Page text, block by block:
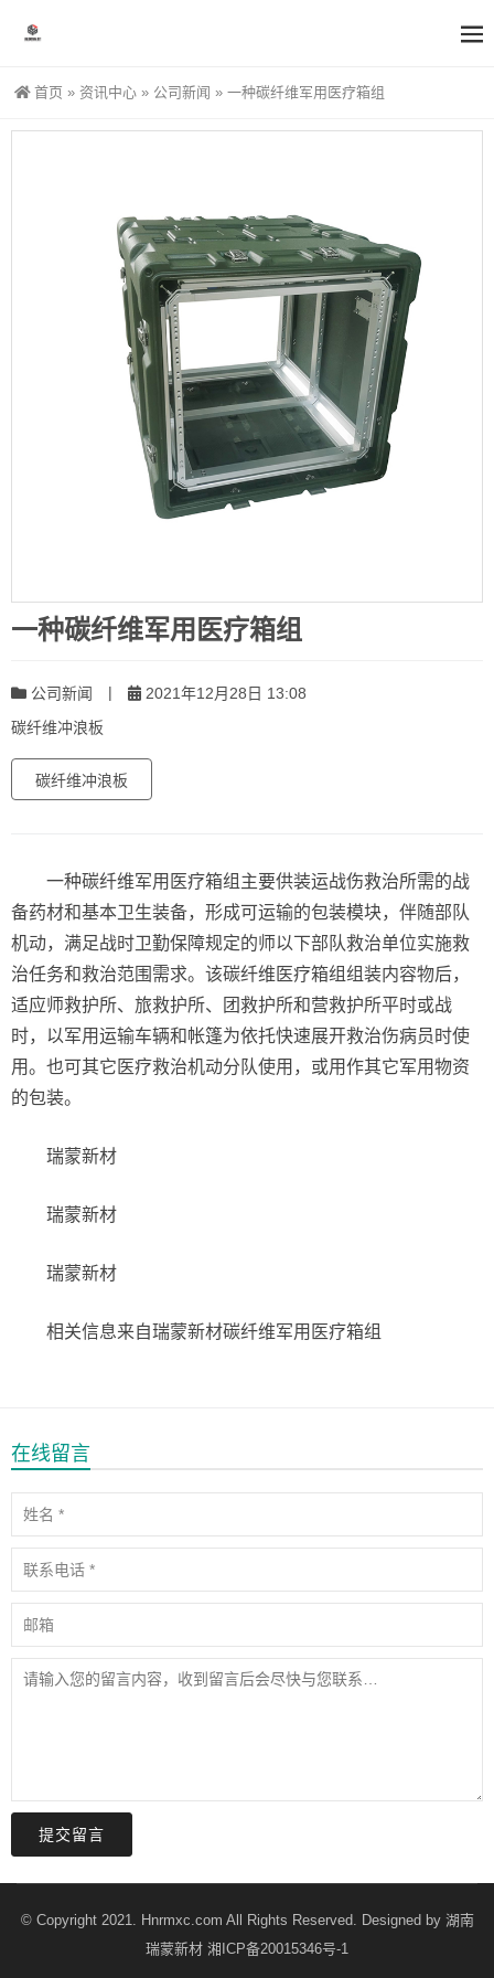
首页 » 资讯中心 » 公司新闻 » 一种碳纤维军用医疗箱组
一种碳纤维军用医疗箱组
公司新闻 |
2021年12月28日 13:08
碳纤维冲浪板
碳纤维冲浪板
一种碳纤维军用医疗箱组主要供装运战伤救治所需的战
备药材和基本卫生装备，形成可运输的包装模块，伴随部队
机动，满足战时卫勤保障规定的师以下部队救治单位实施救
治任务和救治范围需求。该碳纤维医疗箱组组装内容物后，
适应师救护所、旅救护所、团救护所和营救护所平时或战
时，以军用运输车辆和帐篷为依托快速展开救治伤病员时使
用。也可其它医疗救治机动分队使用，或用作其它军用物资
的包装。
瑞蒙新材
瑞蒙新材
瑞蒙新材
相关信息来自瑞蒙新材碳纤维军用医疗箱组
在线留言
提交留言
© Copyright 2021. Hnrmxc.com All Rights Reserved. Designed by 湖南
瑞蒙新材 湘ICP备20015346号-1